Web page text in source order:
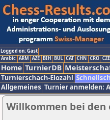
Logged on: Gast
Arabic ARM AZE BIH BUL CAT CHN CRO CZE
Home TurnierDB
Turnierschach-Elozahl
Allgemeines Turnier anmelden:
Willkommen bei den